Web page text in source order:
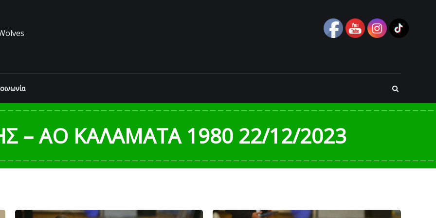
– ΑΟ ΚΑΛΑΜΑΤΑ 1980 22/12/2023